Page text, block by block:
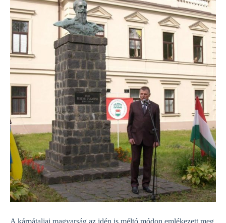
A kárpátaljai magyarság az idén is méltó módon emlékezett meg